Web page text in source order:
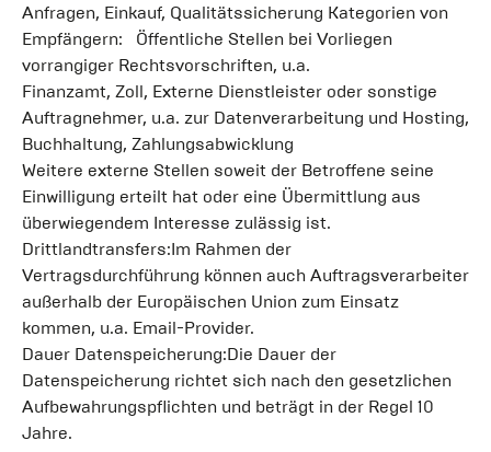
Anfragen, Einkauf, Qualitätssicherung Kategorien von
Empfängern: Öffentliche Stellen bei Vorliegen
vorrangiger Rechtsvorschriften, u.a.
Finanzamt, Zoll, Externe Dienstleister oder sonstige
Auftragnehmer, u.a. zur Datenverarbeitung und Hosting,
Buchhaltung, Zahlungsabwicklung
Weitere externe Stellen soweit der Betroffene seine
Einwilligung erteilt hat oder eine Übermittlung aus
überwiegendem Interesse zulässig ist.
Drittlandtransfers:Im Rahmen der
Vertragsdurchführung können auch Auftragsverarbeiter
außerhalb der Europäischen Union zum Einsatz
kommen, u.a. Email-Provider.
Dauer Datenspeicherung:Die Dauer der
Datenspeicherung richtet sich nach den gesetzlichen
Aufbewahrungspflichten und beträgt in der Regel 10
Jahre.